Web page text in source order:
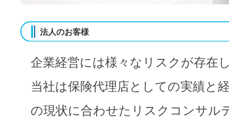
法人のお客様
企業経営には様々なリスクが存在
当社は保険代理店としての実績と
の現状に合わせたリスクコンサル